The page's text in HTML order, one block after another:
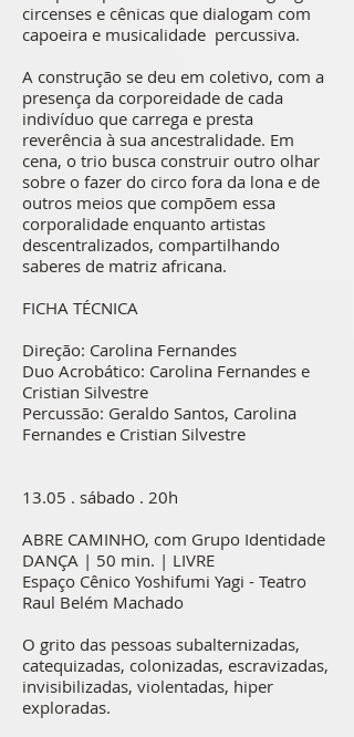
circenses e cênicas que dialogam com
capoeira e musicalidade percussiva.
A construção se deu em coletivo, com a
presença da corporeidade de cada
indivíduo que carrega e presta
reverência à sua ancestralidade. Em
cena, o trio busca construir outro olhar
sobre o fazer do circo fora da lona e de
outros meios que compõem essa
corporalidade enquanto artistas
descentralizados, compartilhando
saberes de matriz africana.
FICHA TÉCNICA
Direção: Carolina Fernandes
Duo Acrobático: Carolina Fernandes e
Cristian Silvestre
Percussão: Geraldo Santos, Carolina
Fernandes e Cristian Silvestre
13.05 . sábado . 20h
ABRE CAMINHO, com Grupo Identidade
DANÇA | 50 min. | LIVRE
Espaço Cênico Yoshifumi Yagi - Teatro
Raul Belém Machado
O grito das pessoas subalternizadas,
catequizadas, colonizadas, escravizadas,
invisibilizadas, violentadas, hiper
exploradas.